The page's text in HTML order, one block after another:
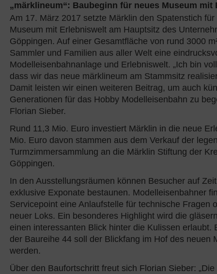
„märklineum“: Baubeginn für neues Museum mit
Am 17. März 2017 setzte Märklin den Spatenstich
Museum mit Erlebniswelt am Hauptsitz des
Göppingen. Auf einer Gesamtfläche von rund 3000
Sammler und Familien aus aller Welt eine
Modelleisenbahnanlage und Erlebniswelt. „Ich bin
dass wir das neue märklineum am Stammsitz
Damit leisten wir einen weiteren Beitrag, um auch
Generationen für das Hobby Modelleisenbahn zu
Florian Sieber.
Rund 11,3 Mio. Euro investiert Märklin in die neue
Mio. Euro davon stammen aus dem Verkauf der
Turmzimmersammlung an die Märklin Stiftung der
Göppingen.
In den Ausstellungsräumen können Besucher auf
exklusive Exponate bestaunen. Modelleisenbahner
Servicepoint eine Anlaufstelle für technische Fragen
neuer Loks. Ein besonderes Highlight wird die
einen interessanten Blick hinter die Kulissen erlaubt.
der Baureihe 44 soll der Blickfang im Hof des neuen
werden.
Über den Baufortschritt freut sich Florian Sieber: